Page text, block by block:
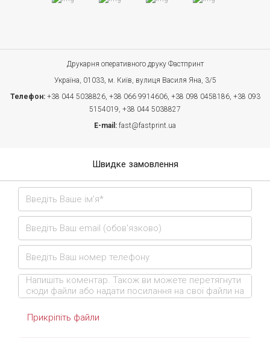
Друкарня оперативного друку Фастпринт
Україна, 01033, м. Київ, вулиця Василя Яна, 3/5
Телефон:+38 044 5038826, +38 066 9914606, +38 098 0458186, +38 093
5154019, +38 044 5038827
E-mail: fast@fastprint.ua
Швидке замовлення
Прикріпіть файли